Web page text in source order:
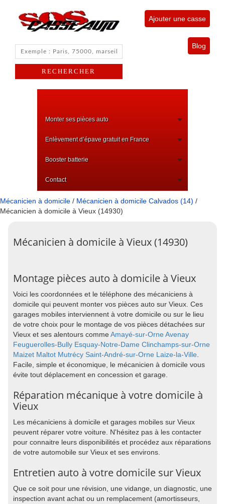
Ajouter une casse
Blog
Monter ses pièces auto
Enlèvement d’épave gratuit en France
Booster batterie
Contact
Mécanicien à domicile / Mécanicien à domicile Calvados (14) /
Mécanicien à domicile à Vieux (14930)
Mécanicien à domicile à Vieux (14930)
Montage pièces auto à domicile à Vieux
Voici les coordonnées et le téléphone des mécaniciens à
domicile qui peuvent monter vos pièces auto sur Vieux. Ces
garages mobiles interviennent à votre domicile ou sur le lieu
de votre choix pour le montage de vos pièces détachées sur
Vieux et ses alentours comme Amayé-sur-Orne Avenay
Feuguerolles-Bully Esquay-Notre-Dame Clinchamps-sur-Orne
Maizet Maltot Mutrécy Saint-André-sur-Orne Laize-la-Ville.
Facile, simple et économique, le mécanicien à domicile vous
évite tout déplacement en concession et garage.
Réparation mécanique à votre domicile à
Vieux
Les mécaniciens à domicile et garages mobiles sur Vieux
peuvent réparer votre voiture. N'hésitez pas à les contacter
pour connaitre leurs disponibilités et procédez aux réparations
de votre automobile sur Vieux et ses environs.
Entretien auto à votre domicile sur Vieux
Que ce soit pour une révision, une vidange, un diagnostic, une
inspection avant achat ou un remplacement (amortisseurs,